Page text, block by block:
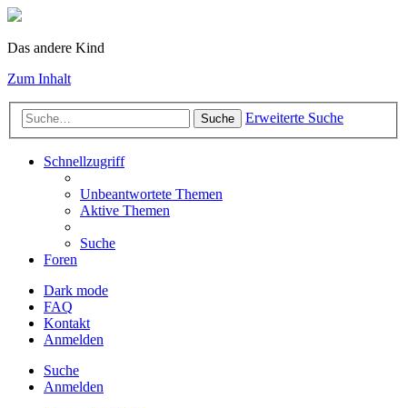
Das andere Kind
Zum Inhalt
Suche Erweiterte Suche
Schnellzugriff
Unbeantwortete Themen
Aktive Themen
Suche
Foren
Dark mode
FAQ
Kontakt
Anmelden
Suche
Anmelden